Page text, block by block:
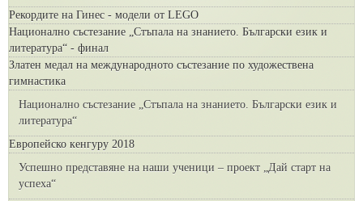
Рекордите на Гинес - модели от LEGO
Национално състезание „Стъпала на знанието. Български език и
литература“ - финал
Златен медал на международното състезание по художествена
гимнастика
Национално състезание „Стъпала на знанието. Български език и
литература“
Европейско кенгуру 2018
Успешно представяне на наши ученици – проект „Дай старт на
успеха“